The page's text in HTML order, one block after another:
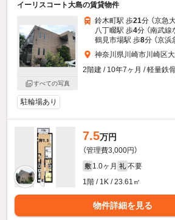
イーリスコート大島の賃貸物件
すべての写真
鈴木町駅 歩21分 （京急
八丁畷駅 歩4分 （南武線
鶴見市場駅 歩8分 （京浜
神奈川県川崎市川崎区
2階建 / 10年7ヶ月 / 軽量鉄
駐輪場あり
7.5万円
（管理費3,000円）
敷 1.0ヶ月 礼 不要
1階 / 1K / 23.61㎡
物件詳細を見る